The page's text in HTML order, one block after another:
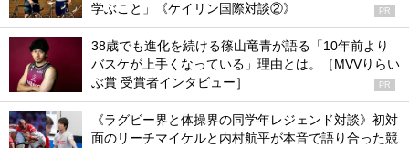
学ぶこと」《ケイリン国際対談②》
PR
38歳でも進化を続ける篠山竜青が語る「10年前より
バスケが上手くなっている」理由とは。［MVVりらい
ぶ賞 受賞者インタビュー］
PR
《ラグビー界と体操界の同学年レジェンド対談》初対
面のリーチマイケルと内村航平が本音で語り合った競